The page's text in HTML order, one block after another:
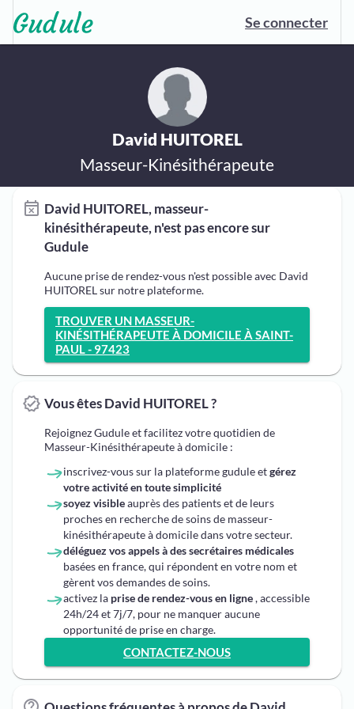
Se connecter
David HUITOREL
Masseur-Kinésithérapeute
David HUITOREL, masseur-
kinésithérapeute, n'est pas encore sur
Gudule
Aucune prise de rendez-vous n'est possible avec David
HUITOREL sur notre plateforme.
TROUVER UN MASSEUR-
KINÉSITHÉRAPEUTE À DOMICILE À SAINT-
PAUL - 97423
Vous êtes David HUITOREL ?
Rejoignez Gudule et facilitez votre quotidien de
Masseur-Kinésithérapeute à domicile :
inscrivez-vous sur la plateforme gudule etgérez
votre activité en toute simplicité
soyez visibleauprès des patients et de leurs
proches en recherche de soins de masseur-
kinésithérapeute à domicile dans votre secteur.
déléguez vos appels à des secrétaires médicales
basées en france, qui répondent en votre nom et
gèrent vos demandes de soins.
activez la prise de rendez-vous en ligne, accessible
24h/24 et 7j/7, pour ne manquer aucune
opportunité de prise en charge.
CONTACTEZ-NOUS